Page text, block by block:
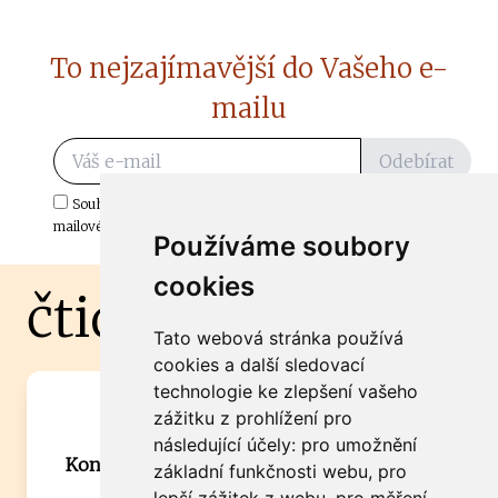
Používáme soubory
cookies
Tato webová stránka používá
cookies a další sledovací
technologie ke zlepšení vašeho
zážitku z prohlížení pro
následující účely: pro umožnění
základní funkčnosti webu, pro
To nejzajímavější do Vašeho e-
mailu
Odebírat
Souhlasím s odběrem důležitých zpráv ze ČtiDoma.cz do mé e-
mailové schránky.
čtidoma.cz
Máte zajímavou informaci? Chcete
spolupracovat?
Kontaktujte šéfredaktora Martina Chalupu:
chalupa@ctidoma.cz